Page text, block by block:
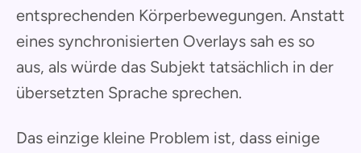
entsprechenden Körperbewegungen. Anstatt
eines synchronisierten Overlays sah es so
aus, als würde das Subjekt tatsächlich in der
übersetzten Sprache sprechen.
Das einzige kleine Problem ist, dass einige